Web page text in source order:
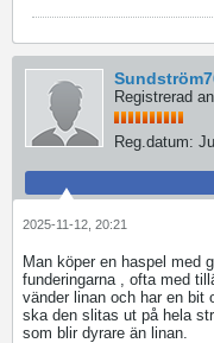
Registrerad
Reg.datum:
2025-11-12, 20:21
Man köper en haspel med
funderingarna , ofta med
vänder linan och har en bit
ska den slitas ut på hela
som blir dyrare än linan.